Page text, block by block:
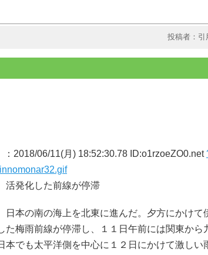
投稿者：引
：2018/06/11(月) 18:52:30.78 ID:o1rzoeZO0.net
発化した前線が停滞
本の南の海上を北東に進んだ。夕方にかけて
た梅雨前線が停滞し、１１日午前には関東から
本でも太平洋側を中心に１２日にかけて激しい